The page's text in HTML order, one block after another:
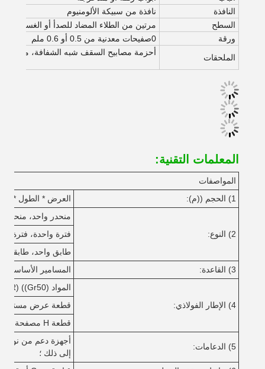
النافذة
نافذة من سبيكة الألومنيوم
السطح
مرتين من الطلاء المضاد للصدأ أو الغسيل
ورقة
0صفيحات معدنية من 0.5 أو 0.6 ملم
الملحقات
أحزمة مصابيح السقف شبه الشفافة، مروحة،
المعلمات التقنية:
المواصفات
1) الحجم ((م):
العرض * الطول *
2) النوع:
منحدر واحد، منحدر
فترة واحدة، فترة
طابق واحد، طابقين،
3) القاعدة:
المسامير الأساسية
4) الإطار الفولاذي:
المواد Q345 ((S355JR) ((Gr50) أو Q235 ((S235JR) الفولاذ.
قطعة عرض
قطعة H مصفحة أو مصقولة من الصلب
5) الدعامات:
إلى ذلك ؛